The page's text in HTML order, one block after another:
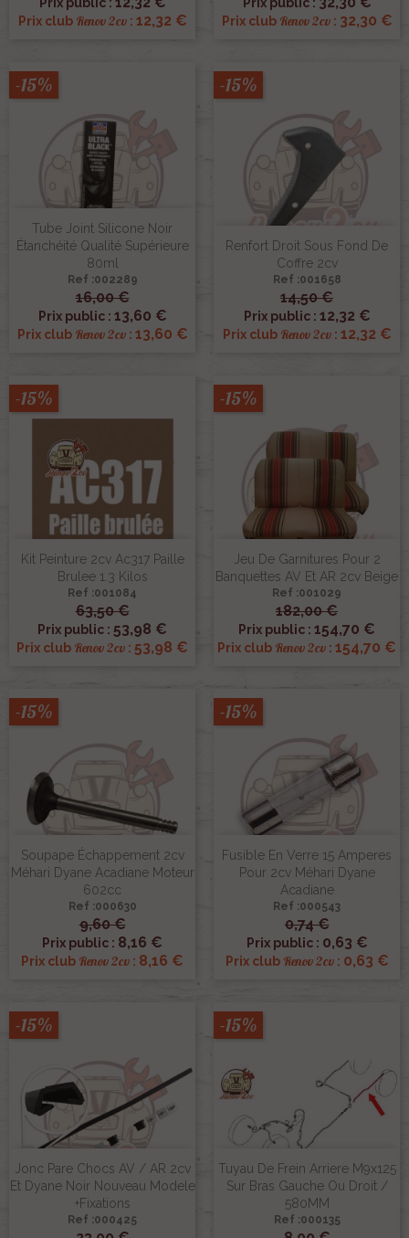
Prix club Renov 2cv: 12,32 € Prix club Renov 2cv: 32,30 €
Tube Joint Silicone Noir
Étanchéité Qualité Supérieure
80ml
Ref :002289
16,00 €
Prix public : 13,60 €
Prix club Renov 2cv: 13,60 €
-15%
Renfort Droit Sous Fond De
Coffre 2cv
Ref :001658
14,50 €
Prix public : 12,32 €
Prix club Renov 2cv: 12,32 €
-15%
Kit Peinture 2cv Ac317 Paille
Brulee 1.3 Kilos
Ref :001084
63,50 €
Prix public : 53,98 €
Prix club Renov 2cv : 53,98 €
-15%
Jeu De Garnitures Pour 2
Banquettes AV Et AR 2cv Beige
Ref :001029
182,00 €
Prix public : 154,70 €
Prix club Renov 2cv : 154,70 €
-15%
Soupape Échappement 2cv
Méhari Dyane Acadiane Moteur
602cc
Ref :000630
9,60 €
Prix public : 8,16 €
Prix club Renov 2cv : 8,16 €
-15%
Fusible En Verre 15 Amperes
Pour 2cv Méhari Dyane
Acadiane
Ref :000543
0,74 €
Prix public : 0,63 €
Prix club Renov 2cv: 0,63 €
-15%
Jonc Pare Chocs AV / AR 2cv
Et Dyane Noir Nouveau Modele
+fixations
Ref :000425
-15%
Tuyau De Frein Arriere M9x125
Sur Bras Gauche Ou Droit /
580MM
Ref :000135
-15%